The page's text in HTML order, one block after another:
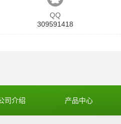
QQ
309591418
司介绍 产品中心